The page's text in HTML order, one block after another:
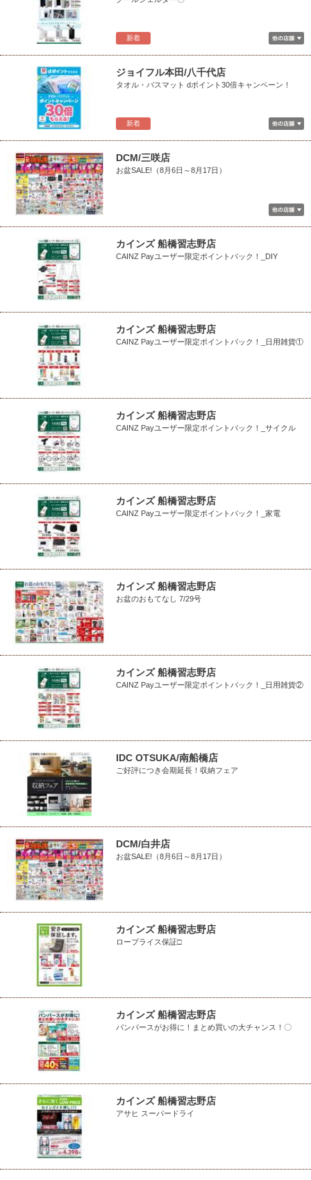
新着
新着
ジョイフル本田/八千代店
タオル・バスマット dポイント30倍キャンペーン！
DCM/三咲店
お盆SALE!（8月6日～8月17日）
カインズ 船橋習志野店
CAINZ Payユーザー限定ポイントバック！_DIY
カインズ 船橋習志野店
CAINZ Payユーザー限定ポイントバック！_日用雑貨①
カインズ 船橋習志野店
CAINZ Payユーザー限定ポイントバック！_サイクル
カインズ 船橋習志野店
CAINZ Payユーザー限定ポイントバック！_家電
カインズ 船橋習志野店
お盆のおもてなし 7/29号
カインズ 船橋習志野店
CAINZ Payユーザー限定ポイントバック！_日用雑貨②
IDC OTSUKA/南船橋店
ご好評につき会期延長！収納フェア
DCM/白井店
お盆SALE!（8月6日～8月17日）
カインズ 船橋習志野店
ロープライス保証□
カインズ 船橋習志野店
パンパースがお得に！まとめ買いの大チャンス！〇
カインズ 船橋習志野店
アサヒ スーパードライ